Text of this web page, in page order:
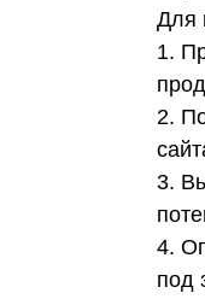
Для
1.
2.
3.
4.
под